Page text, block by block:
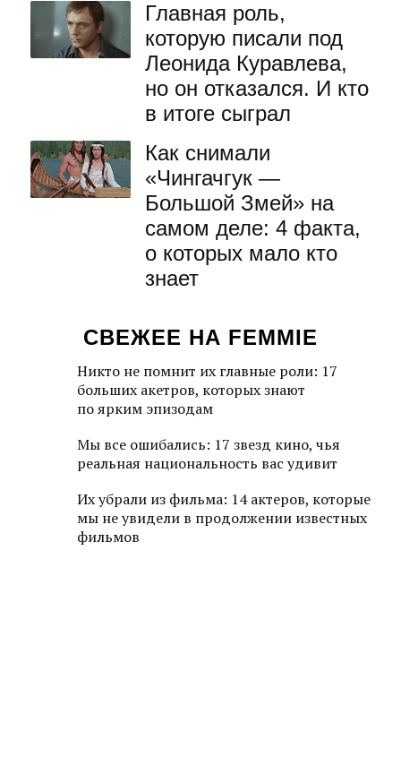
Главная роль,
которую писали под
Леонида Куравлева,
но он отказался. И кто
в итоге сыграл
Как снимали
«Чингачгук —
Большой Змей» на
самом деле: 4 факта,
о которых мало кто
знает
СВЕЖЕЕ НА FEMMIE
Никто не помнит их главные роли: 17
больших акетров, которых знают
по ярким эпизодам
Мы все ошибались: 17 звезд кино, чья
реальная национальность вас удивит
Их убрали из фильма: 14 актеров, которые
мы не увидели в продолжении известных
фильмов